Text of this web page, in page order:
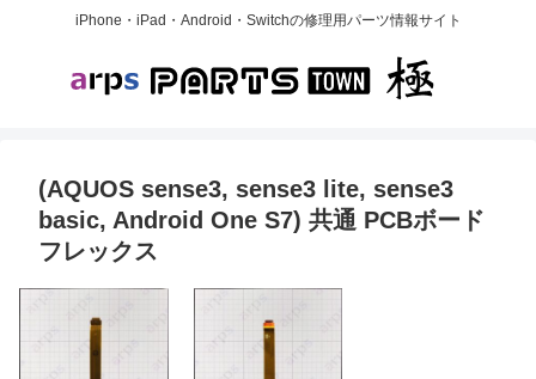
iPhone・iPad・Android・Switchの修理用パーツ情報サイト
(AQUOS sense3, sense3 lite, sense3
basic, Android One S7) 共通 PCBボード
フレックス